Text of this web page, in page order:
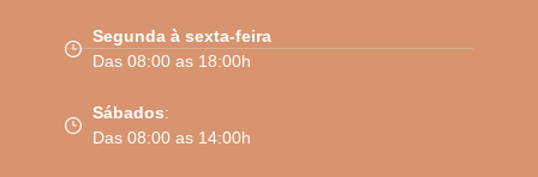
Segunda à sexta-feira
Das 08:00 as 18:00h
Sábados:
Das 08:00 as 14:00h